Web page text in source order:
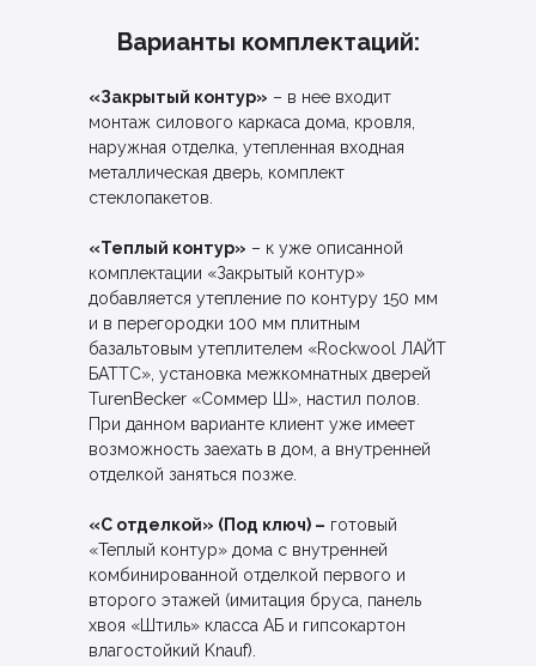
Варианты комплектаций:
«Закрытый контур» – в нее входит
монтаж силового каркаса дома, кровля,
наружная отделка, утепленная входная
металлическая дверь, комплект
стеклопакетов.
«Теплый контур» – к уже описанной
комплектации «Закрытый контур»
добавляется утепление по контуру 150 мм
и в перегородки 100 мм плитным
базальтовым утеплителем «Rockwool ЛАЙТ
БАТТС», установка межкомнатных дверей
TurenBecker «Соммер Ш», настил полов.
При данном варианте клиент уже имеет
возможность заехать в дом, а внутренней
отделкой заняться позже.
«С отделкой» (Под ключ) – готовый
«Теплый контур» дома c внутренней
комбинированной отделкой первого и
второго этажей (имитация бруса, панель
хвоя «Штиль» класса АБ и гипсокартон
влагостойкий Knauf).